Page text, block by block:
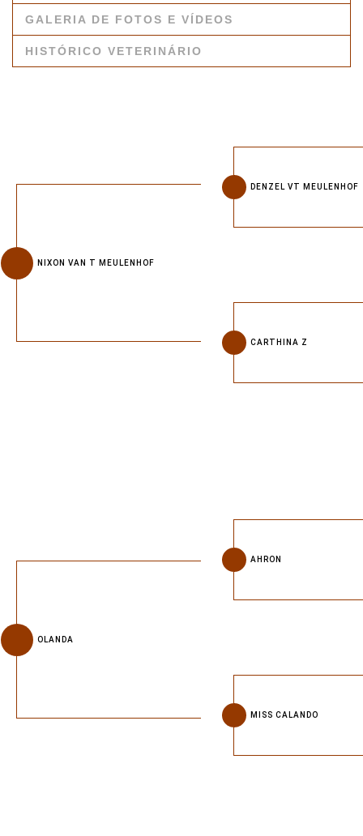
GALERIA DE FOTOS E VÍDEOS
HISTÓRICO VETERINÁRIO
NIXON VAN T MEULENHOF
OLANDA
DENZEL VT MEULENHOF
CARTHINA Z
AHRON
MISS CALANDO